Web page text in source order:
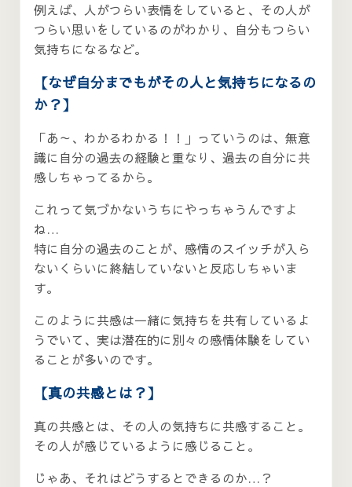
例えば、人がつらい表情をしていると、その人が
つらい思いをしているのがわかり、自分もつらい
気持ちになるなど。
【なぜ自分までもがその人と気持ちになるの
か？】
「あ～、わかるわかる！！」っていうのは、無意
識に自分の過去の経験と重なり、過去の自分に共
感しちゃってるから。
これって気づかないうちにやっちゃうんですよ
ね…
特に自分の過去のことが、感情のスイッチが入ら
ないくらいに終結していないと反応しちゃいま
す。
このように共感は一緒に気持ちを共有しているよ
うでいて、実は潜在的に別々の感情体験をしてい
ることが多いのです。
【真の共感とは？】
真の共感とは、その人の気持ちに共感すること。
その人が感じているように感じること。
じゃあ、それはどうするとできるのか…？